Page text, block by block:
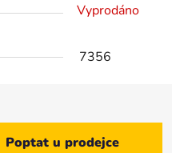
Vyprodáno
7356
Poptat u prodejce